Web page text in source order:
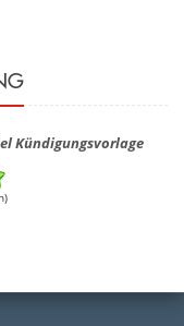
Kündigungsvorlage